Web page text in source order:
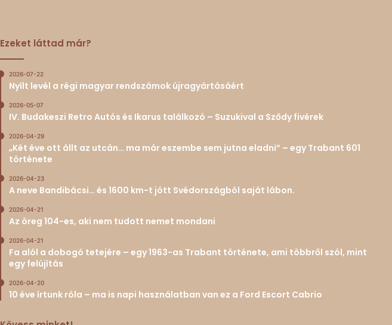
Ezeket láttad már?
2026-07-22
Nyílt levél a régi magyar rendszámok újragyártásáért
2026-05-07
IV. Budakeszi Retro Autós és Ikarus találkozó – Suzukival a Sződy fivérek
2026-04-29
„Két éve ott állt az utcán… ma már eszembe sem jutna eladni” – egy Trabant 601
története
2026-04-23
A neve Bandibácsi… és 1600 km-t jött Svédországból saját lábon.
2026-04-21
Az öreg 104-es, aki nem tudott nemet mondani
2026-04-21
Fa alól a dobogó tetejére – egy 1963-as Trabant története, ami többről szól, mint
egy felújítás
2026-04-20
10 éve írtunk róla – ma is napi használatban van ez a Ford Escort Cabrio